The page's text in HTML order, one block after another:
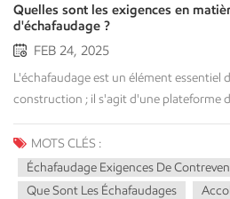
Quelles sont les exigences en
d'échafaudage ?
FEB 24, 2025
L'échafaudage est un élément essentiel des chantiers de construction ; il s'agit d'une plateforme d'accès offrant aux ouvriers un poste de travail sûr et relativement stable pour diverses opérations en hauteur. La stabilité de l'échafaudage influe directement sur la sécurité finale de l'ouvrage.Cependant, les exigences relatives aux contreventements d'échafaudages sont souvent mal comprises. Il ne s'agit pas simplement d'ajouter quelques tubes diagonaux ; c'est un système complexe conçu pour contrer des forces spécifiques et garantir que l'ensemble de la structure se comporte comme un seul bloc rigide.Cet article décrit les fonctions et les exigences des supports d'échafaudage qui permettent de maintenir votre échafaudage dans une position de travail optimale et sûre. Qu'est-ce qu'un étaiement d'échafaudage ? Avant d'aborder les exigences, il convient d'établir pourquoi l'étaiement est la pierre angulaire de la sécurité des échafaudages. Définition du contreventement : la structure de votre échafaudage En termes simples, l'étaiement d'un échafaudage est un système de tubes, de pinces et d'autres composants conçus pour empêcher les mouvements latéraux (d'un côté à l'autre) et le flambement.Les éléments verticaux d'un échafaudage (montants ou pieds) sont extrêmement résistants à la compression directe (charge verticale). Cependant, ils sont très vulnérables au flambage ou au balancement lorsqu'ils sont soumis à des forces horizontales telles que le vent, les mouvements des travailleurs ou le transport de matériaux.Le contreventement transforme un ensemble de poteaux et de plateformes individuels en une structure rigide et stable grâce à la création de triangles rigides. Cette triangulation est essentielle à l'intégrité structurelle. Le rôle crucial du contreventement dans l'intégrité structurale Un échafaudage correctement étayé permet efficacement :Empêche le balancement et les mouvements latéraux : C'est là sa fonction la plus évidente. L'étaiement maintient la structure en place, l'empêchant de se balancer sous l'effet du vent ou de se déplacer lorsque les travailleurs se déplacent.Répartition des charges : Le contreventement permet de répartir les charges horizontales (comme le vent) et les charges verticales irrégulières sur l'ensemble de la structure et, idéalement, jusqu'aux fondations.Maintient des normes d'aplomb : Il garantit que les montants verticaux restent parfaitement droits, leur permettant de supporter leur charge maximale prévue sans se plier ni se déformer.Garantit la conformité aux normes OSHA : Le défaut d'arrimage correct est l'une des violations les plus fréquemment citées par l'OSHA, entraînant des amendes importantes et des risques juridiques. Explication des principaux types d'étaiement d'échafaudage L'étaiement n'est pas une solution universelle. Différents types d'étaiement répondent à des besoins spécifiques. Un échafaudage stable nécessite souvent une combinaison de ces derniers. Contreventement en croix (contreventement en X) Il s'agit de la forme de contreventement la plus reconnaissable, créant une forme en « X » à l'intérieur d'une travée (l'espace entre quatre montants).Fonction: Les contreventements sont très efficaces pour prévenir le « traversement » ou le « cisaillement » au sein d'une même travée. Ils confèrent une rigidité exceptionnelle à la face de l'échafaudage et constituent un élément fondamental de la plupart des structures. échafaudage soutenu systèmes (par exemple, échafaudages à ossature). Contreventement longitudinal (façade) Ce type d'étaiement est disposé en diagonale sur toute la longueur de l'échafaudage (parallèlement à la façade du bâtiment).Fonction: L'étaiement longitudinal est essentiel pour les échafaudages de grande longueur. Il empêche structure entière Elle évite les oscillations et les déformations longitudinales. Elle se déploie souvent en un motif en « zigzag » répétitif, s'étendant sur plusieurs travées et assurant ainsi la cohérence de l'ensemble de la façade. Contreventement transversal (sectionnel) Ce dispositif de contreventement est perpendiculaire à la façade du bâtiment et relie les montants intérieurs et extérieurs.Fonction: Le contreventement transversal empêche l'échafaudage de se balancer vers ou loin du bâtiment. Sur les échafaudages tubulaires à brides, ce rôle est souvent assuré par des tubes diagonaux. Sur les échafaudages à ossature, ce sont généralement les entretoises en « X » de l'ossature elle-même qui remplissent cette fonction. Plan de renforcement Le contreventement est installé horizontalement, créant un « plancher » rigide à des niveaux de levage spécifiques.Fonction: Bien que moins fréquent pour l'accès aux façades classiques, le contreventement est essentiel pour les échafaudages autoportants, les tours mobiles ou les structures complexes. Il empêche les pieds de l'échafaudage de se tordre ou de se désaligner. Exigences clés pour le support d'échafaudage Comprendre le types c'est bien ; savoir le règles est crucial. Bien que vous deviez toujours Suivez le manuel de montage spécifique du fabricant ; les exigences suivantes (basées sur la norme OSHA 29 CFR 1926.451) sont universelles. Les fondations : base et aplomb Avant même la pose d'une seule entretoise, la stabilité commence au sol.Base: L'échafaudage doit être installé sur un sol stable et de niveau. Utilisez des plaques de base et des semelles (planches) pour répartir la charge et éviter que les montants ne s'enfoncent.Aplomb et niveau : L'échafaudage doit être parfaitement d'aplomb (vertical) et de niveau (horizontal) dès la première levée. Utilisez un niveau à bulle sur chaque élément. Un étaiement ne peut pas corriger un échafaudage non vertical ; il peut seulement empêcher un échafaudage vertical de se déséquilibrer. devenir non vertical. Directives générales de l'OSHA en matière d'étaiement L'OSHA est claire : Les échafaudages supportés doivent être contreventés pour éviter tout balancement et déplacement.Ceci est réalisé grâce à une combinaison d'entretoises transversales, longitudinales et/ou diagonales. Ces entretoises doit être installés à chaque extrémité de l'échafaudage et à intervalles horizontaux (généralement tous les 30 pieds) et verticaux (généralement tous les 20 à 26 pieds), comme spécifié par le fabricant.La règle la plus importante est que Des étais doivent être installés au fur et à mesure du montage de l'échafaudage. Vous ne pouvez pas construire un échafaudage de 12 mètres et alors Il faut décider d'ajouter des renforts. Ceux-ci doivent être intégrés à la structure depuis les fondations. Le rapport critique hauteur/base de 4 pour 1 Voici l'une des règles les plus importantes en matière de sécurité des échafaudages :Si la hauteur d'un échafaudage autoportant est supérieure à quatre (4) fois sa largeur de base minimale, il DOIT être empêché de basculer.Exemple: Si la dimension la plus étroite de la base de votre échafaudage est de 5 pieds, il devient instable et nécessite un ancrage une fois qu'il dépasse 20 pieds de hauteur (5 x 4 = 20)."Restreint" cela signifie qu'il doit être fixé au bâtiment à l'aide de cravatesou stabilisé à l'aide de
MOTS CLÉS :
Échafaudage Exigences De
Que Sont Les Échafaudages